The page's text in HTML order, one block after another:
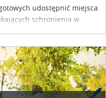
udostępnić miejsca
schronienia w